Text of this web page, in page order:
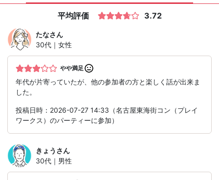
平均評価 3.72
たなさん
30代｜女性
やや満足
年代が片寄っていたが、他の参加者の方と楽しく話が出来ま
した。
投稿日時：2026-07-27 14:33（名古屋東海街コン（プレイ
ワークス）のパーティーに参加）
きょう さん
30代｜男性